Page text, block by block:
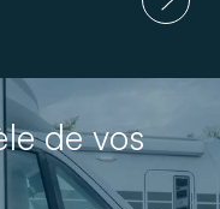
de vos